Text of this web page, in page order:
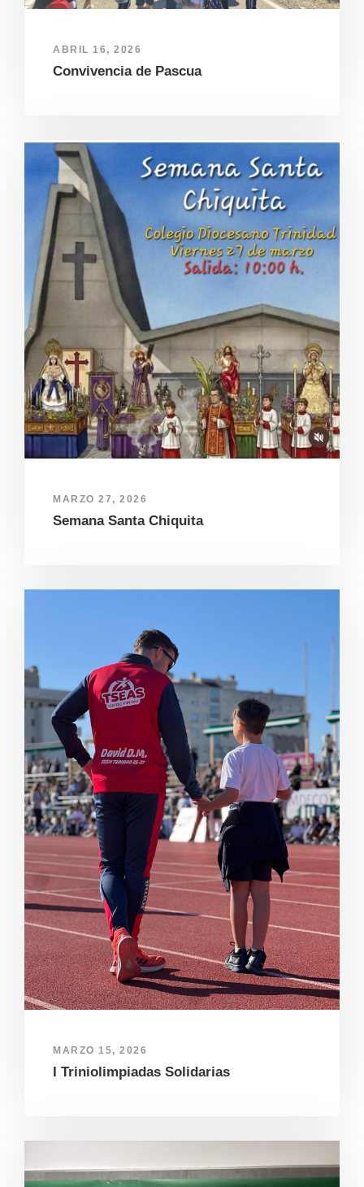
ABRIL 16, 2026
Convivencia de Pascua
MARZO 27, 2026
Semana Santa Chiquita
MARZO 15, 2026
I Triniolimpiadas Solidarias